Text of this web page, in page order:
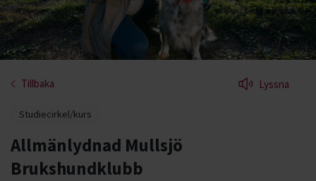
Tillbaka Lyssna
Studiecirkel/kurs
Allmänlydnad Mullsjö
Brukshundklubb